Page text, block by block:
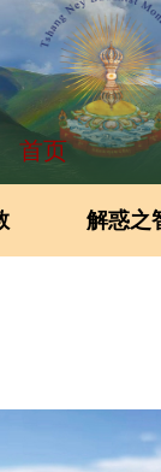
首页
解惑之